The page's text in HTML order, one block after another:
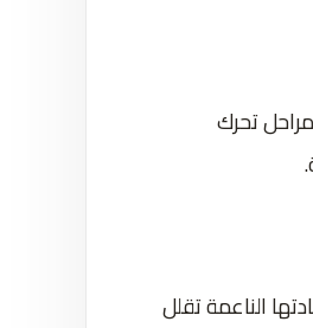
تحرك
الناعمة تقلل